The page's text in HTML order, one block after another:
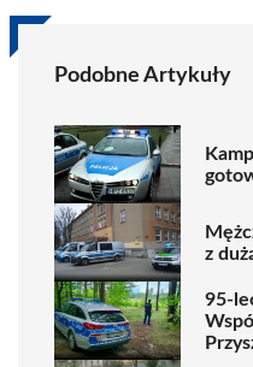
Podobne Artykuły
z
95-